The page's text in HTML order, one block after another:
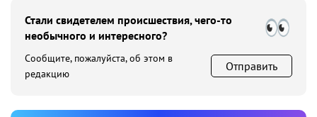
Стали свидетелем происшествия, чего-то
необычного и интересного?
Сообщите, пожалуйста, об этом в
редакцию
Отправить